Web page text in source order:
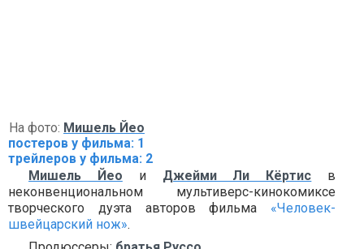
На фото: Мишель Йео
постеров у фильма: 1
трейлеров у фильма: 2
Мишель Йео и Джейми Ли Кёртис в
неконвенциональном мультиверс-кинокомиксе
творческого дуэта авторов фильма «Человек-
швейцарский нож».